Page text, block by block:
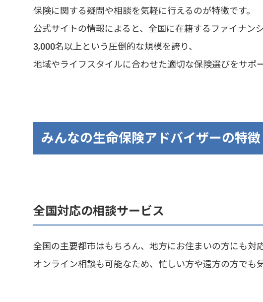
保険に関する疑問や相談を気軽に行えるのが特徴です。
公式サイトの情報によると、全国に在籍するファイナン
3,000名以上という圧倒的な規模を誇り、
地域やライフスタイルに合わせた適切な保険選びをサポ
みんなの生命保険アドバイザーの特徴
全国対応の相談サービス
全国の主要都市はもちろん、地方にお住まいの方にも対
オンライン相談も可能なため、忙しい方や遠方の方でも